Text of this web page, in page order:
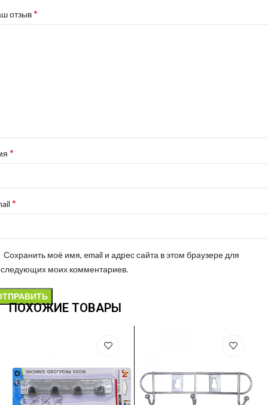
отзыв*
*
*
Сохранить моё имя, email и адрес сайта в этом браузере для
моих комментариев.
ПОХОЖИЕ ТОВАРЫ